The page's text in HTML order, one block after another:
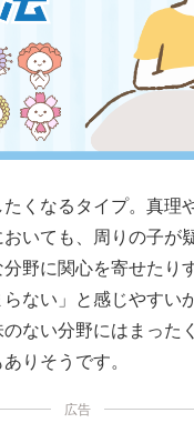
くなるタイプ。真理
いても、周りの子が
野に関心を寄せたり
ない」と感じやすい
ない分野にはまった
りそうです。
広告